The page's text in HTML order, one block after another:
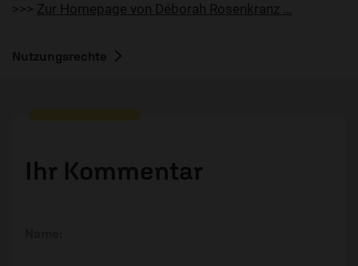
>>> Zur Homepage von Déborah Rosenkranz …
Nutzungsrechte
Ihr Kommentar